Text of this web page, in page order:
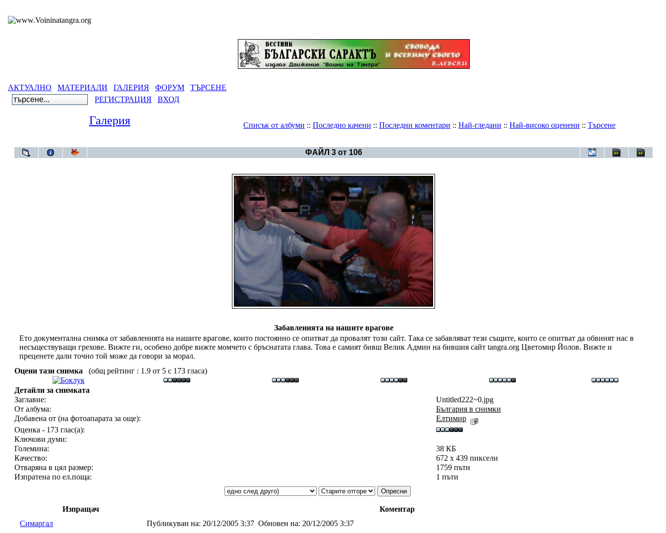
АКТУАЛНО МАТЕРИАЛИ ГАЛЕРИЯ ФОРУМ
ТЪРСЕНЕ
РЕГИСТРАЦИЯ
ВХОД
Галерия Списък от албуми :: Последно качени :: Последни коментари :: Най-гледани :: Най-високо оценени :: Търсене
ФАЙЛ 3 от 106
Забавленията на нашите врагове
Ето документална снимка от забавленията на нашите врагове, които постоянно се опитват да провалят този сайт. Така се забавляват тези същите, които се опитват да обвинят нас в
несъществуващи грехове. Вижте ги, особено добре вижте момчето с бръснатата глава. Това е самият бивш Велик Админ на бившия сайт tangra.org Цветомир Йолов. Вижте и
преценете дали точно той може да говори за морал.
Оцени тази снимка
(общ рейтинг : 1.9 от 5 с 173 гласа)
Детайли за снимката
Заглавие:
Untitled222~0.jpg
От албума:
България в снимки
Добавена от (на фотоапарата за още):
Eлтимир
Оценка - 173 глас(а):
Ключови думи:
Големина:
38 КБ
Качество:
672 x 439 пиксели
Отваряна в цял размер:
1759 пъти
Изпратена по ел.поща:
1 пъти
Изпращач
Коментар
Симаргал
Публикуван на: 20/12/2005 3:37 Обновен на: 20/12/2005 3:37